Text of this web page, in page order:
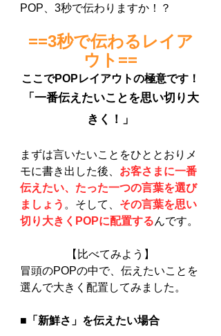
POP、3秒で伝わりますか！？
==3秒で伝わるレイア
ウト==
ここでPOPレイアウトの極意です！
「一番伝えたいことを思い切り大
きく！」
まずは言いたいことをひととおりメ
モに書き出した後、 お客さまに一番
伝えたい、たった一つの言葉を選び
ましょう 。 そして、 その言葉を思い
切り大きくPOPに配置するんです。
【比べてみよう】
冒頭のPOPの中で、伝えたいことを
選んで大きく配置してみました。
■「新鮮さ」を伝えたい場合